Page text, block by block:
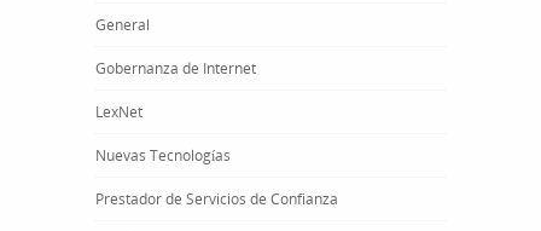
General
Gobernanza de Internet
LexNet
Nuevas Tecnologías
Prestador de Servicios de Confianza